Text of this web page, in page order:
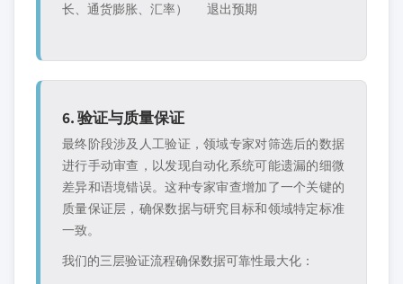
长、通货膨胀、汇率）
退出预期
6. 验证与质量保证
最终阶段涉及人工验证，领域专家对筛选后的数据
进行手动审查，以发现自动化系统可能遗漏的细微
差异和语境错误。这种专家审查增加了一个关键的
质量保证层，确保数据与研究目标和领域特定标准
一致。
我们的三层验证流程确保数据可靠性最大化：